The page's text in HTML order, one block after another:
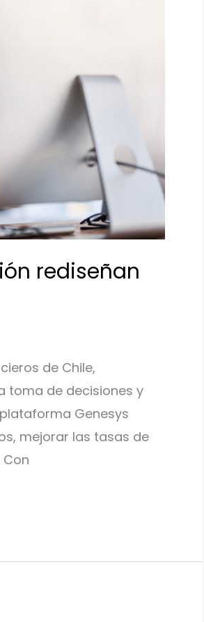
rediseñan
de Chile,
toma de decisiones y
Genesys
mejorar las tasas de